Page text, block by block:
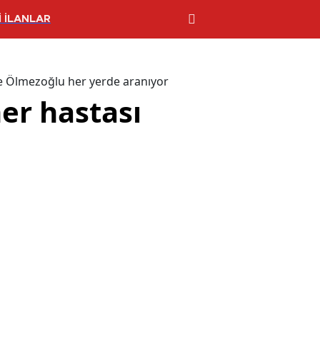
İLANLAR
Ölmezoğlu her yerde aranıyor
hastası